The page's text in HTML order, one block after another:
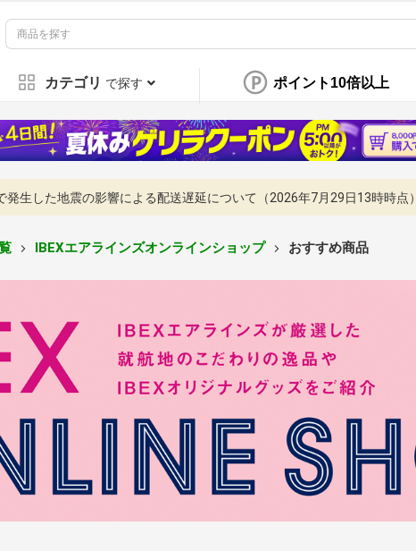
カテゴリ で探す ポイント10倍以上
発生した地震の影響による配送遅延について（2026年7月29日13時時点）
IBEXエアラインズオンラインショップ おすすめ商品